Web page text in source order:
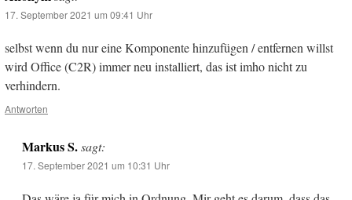
17. September 2021 um 09:41 Uhr
selbst wenn du nur eine Komponente hinzufügen / entfernen willst
wird Office (C2R) immer neu installiert, das ist imho nicht zu
verhindern.
Antworten
Markus S. sagt:
17. September 2021 um 10:31 Uhr